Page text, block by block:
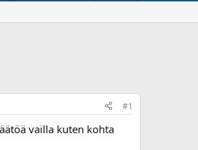
#1
vailla kuten kohta